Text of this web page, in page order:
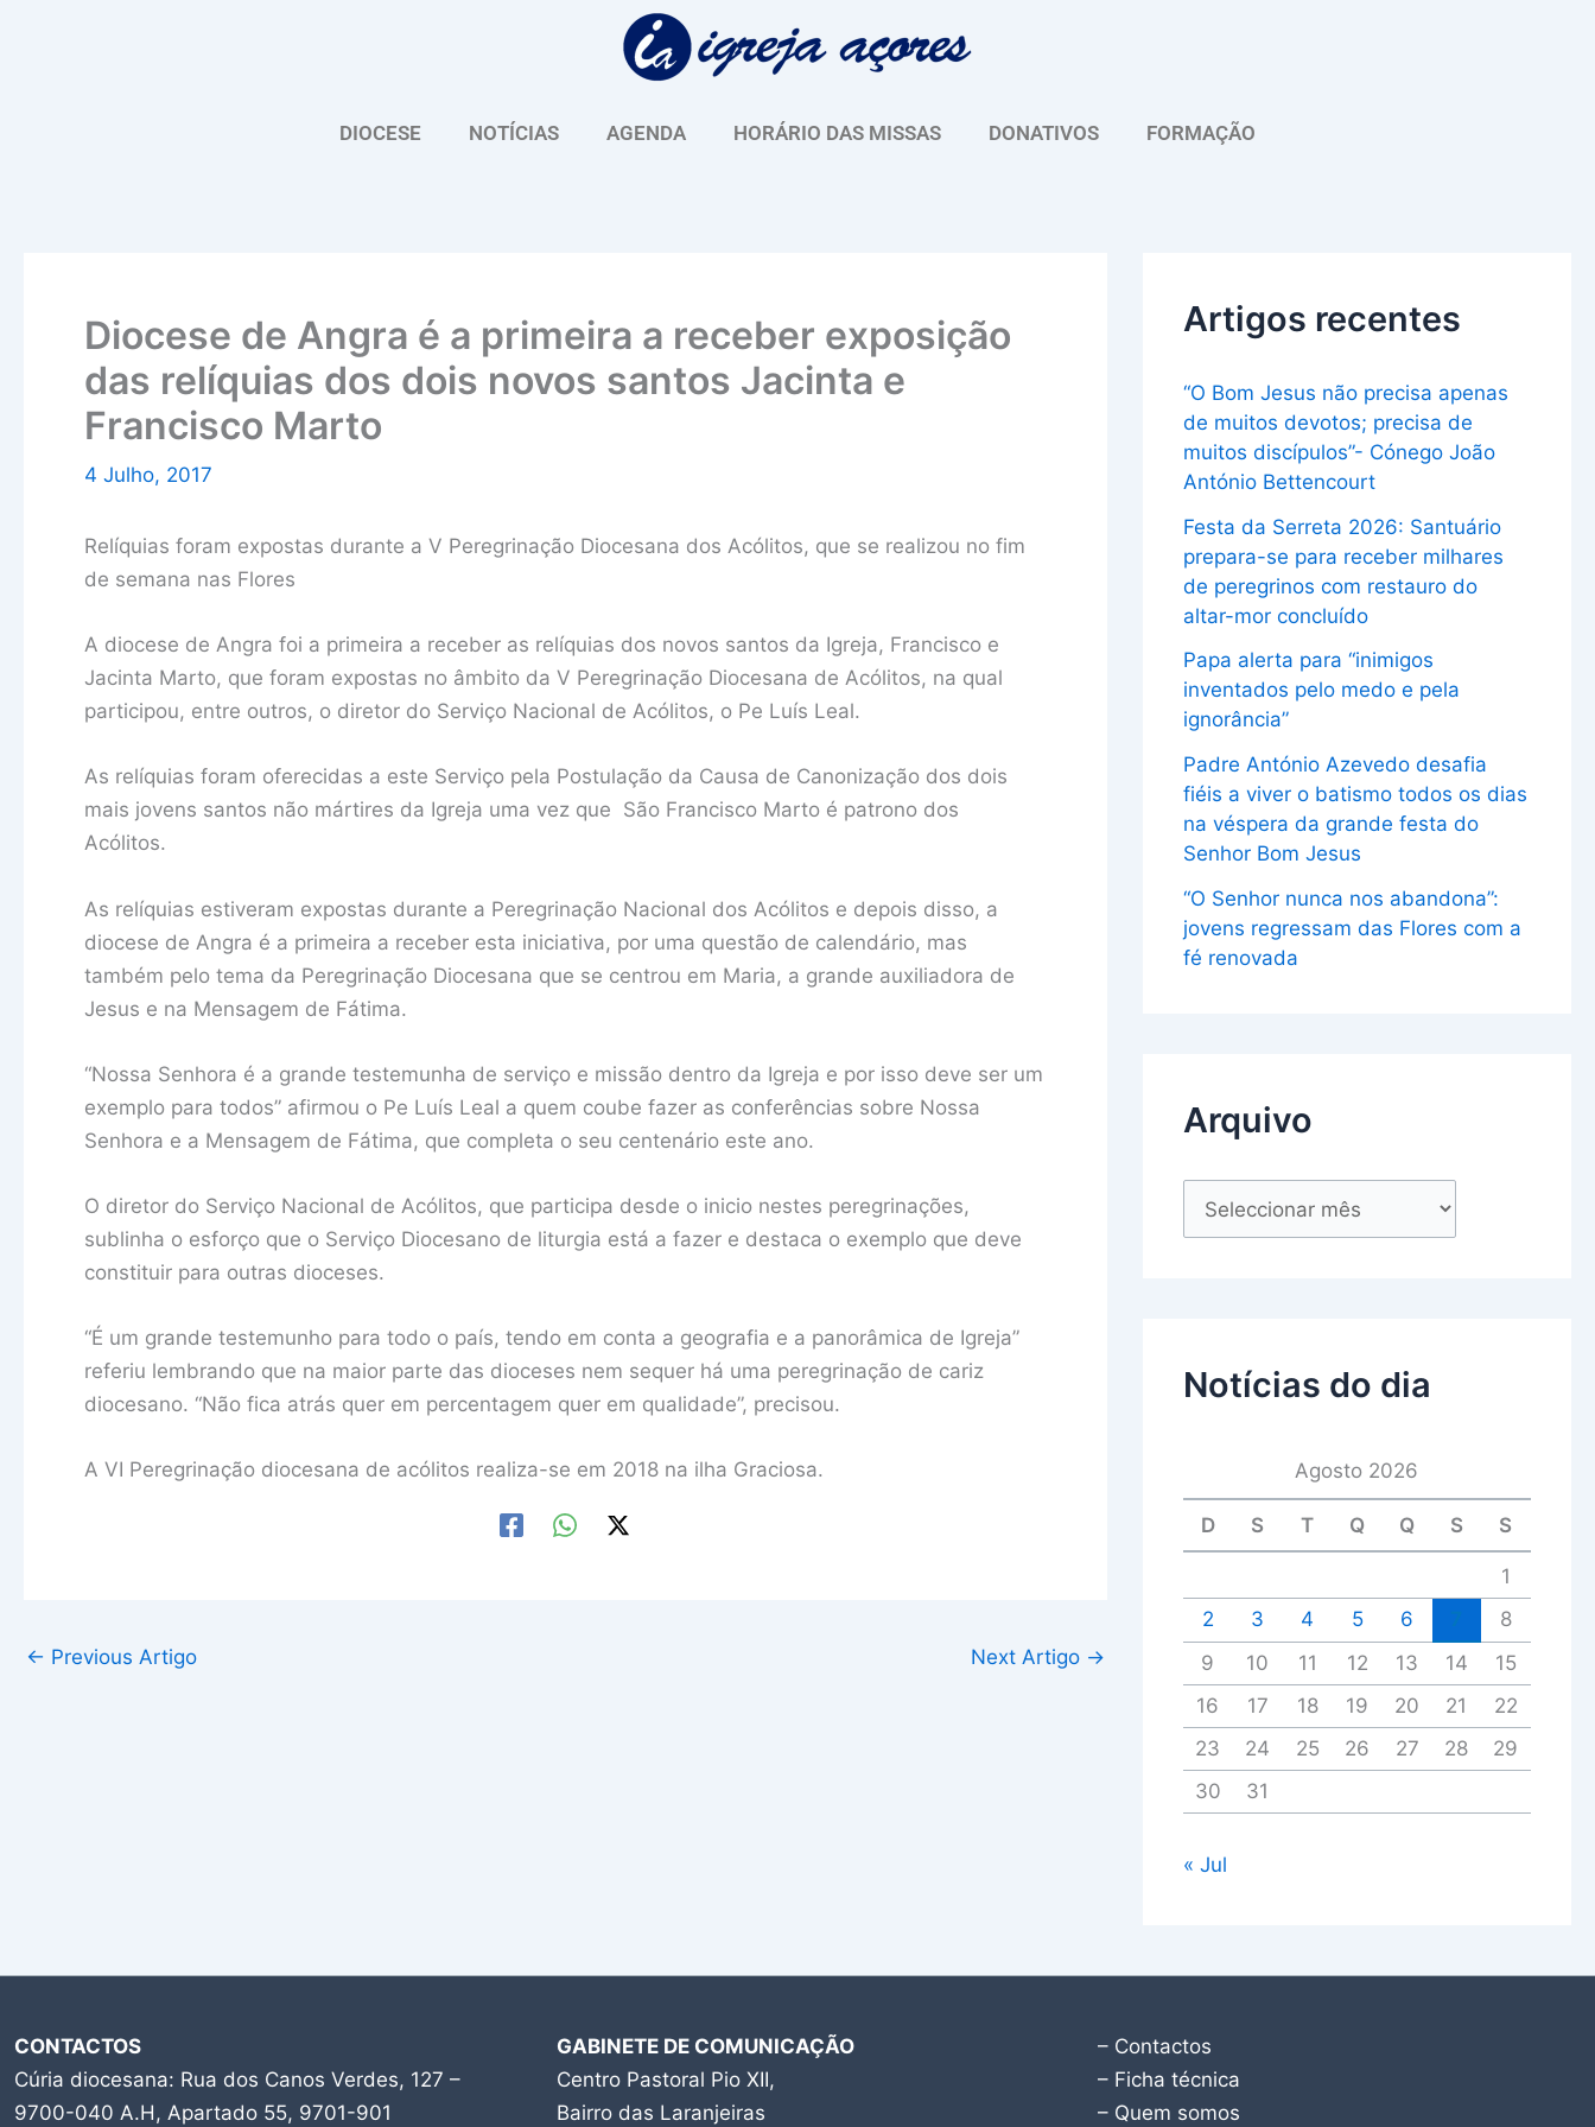
DIOCESE NOTÍCIAS AGENDA HORÁRIO DAS MISSAS DONATIVOS FORMAÇÃO
Diocese de Angra é a primeira a receber exposição
das relíquias dos dois novos santos Jacinta e
Francisco Marto
4 Julho, 2017
Relíquias foram expostas durante a V Peregrinação Diocesana dos Acólitos, que se realizou no fim
de semana nas Flores
A diocese de Angra foi a primeira a receber as relíquias dos novos santos da Igreja, Francisco e
Jacinta Marto, que foram expostas no âmbito da V Peregrinação Diocesana de Acólitos, na qual
participou, entre outros, o diretor do Serviço Nacional de Acólitos, o Pe Luís Leal.
As relíquias foram oferecidas a este Serviço pela Postulação da Causa de Canonização dos dois
mais jovens santos não mártires da Igreja uma vez que São Francisco Marto é patrono dos
Acólitos.
As relíquias estiveram expostas durante a Peregrinação Nacional dos Acólitos e depois disso, a
diocese de Angra é a primeira a receber esta iniciativa, por uma questão de calendário, mas
também pelo tema da Peregrinação Diocesana que se centrou em Maria, a grande auxiliadora de
Jesus e na Mensagem de Fátima.
“Nossa Senhora é a grande testemunha de serviço e missão dentro da Igreja e por isso deve ser um
exemplo para todos” afirmou o Pe Luís Leal a quem coube fazer as conferências sobre Nossa
Senhora e a Mensagem de Fátima, que completa o seu centenário este ano.
O diretor do Serviço Nacional de Acólitos, que participa desde o inicio nestes peregrinações,
sublinha o esforço que o Serviço Diocesano de liturgia está a fazer e destaca o exemplo que deve
constituir para outras dioceses.
“É um grande testemunho para todo o país, tendo em conta a geografia e a panorâmica de Igreja”
referiu lembrando que na maior parte das dioceses nem sequer há uma peregrinação de cariz
diocesano. “Não fica atrás quer em percentagem quer em qualidade”, precisou.
A VI Peregrinação diocesana de acólitos realiza-se em 2018 na ilha Graciosa.
← Previous Artigo Next Artigo →
Artigos recentes
“O Bom Jesus não precisa apenas
de muitos devotos; precisa de
muitos discípulos”- Cónego João
António Bettencourt
Festa da Serreta 2026: Santuário
prepara-se para receber milhares
de peregrinos com restauro do
altar-mor concluído
Papa alerta para “inimigos
inventados pelo medo e pela
ignorância”
Padre António Azevedo desafia
fiéis a viver o batismo todos os dias
na véspera da grande festa do
Senhor Bom Jesus
“O Senhor nunca nos abandona”:
jovens regressam das Flores com a
fé renovada
Arquivo
u
Notícias do dia
Agosto 2026
D S T Q Q S S
1
2
3 4 5 6
8
9
10 11 12 13 14
15
16
17 18 19 20 21
22
23
24 25 26 27 28
29
30
31
« Jul
CONTACTOS
Cúria diocesana: Rua dos Canos Verdes, 127 –
9700-040 A.H, Apartado 55, 9701-901
GABINETE DE COMUNICAÇÃO
Centro Pastoral Pio XII,
Bairro das Laranjeiras
– Contactos
– Ficha técnica
– Quem somos